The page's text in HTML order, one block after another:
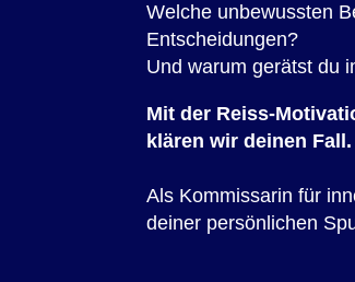
Welche unbewussten
Entscheidungen?
Und warum gerätst du
Mit der Reiss-
klären wir deinen Fall.
Als Kommissarin für
deiner persönlichen